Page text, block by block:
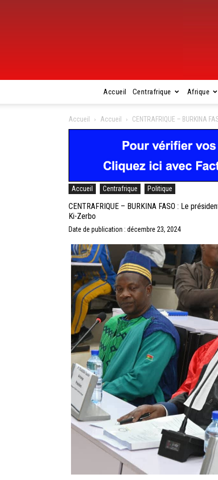
Accueil Centrafrique Afrique
Accueil Accueil CENTRAFRIQUE – BURKINA
Accueil Centrafrique Politique
CENTRAFRIQUE – BURKINA FASO : Le
Ki-Zerbo
Date de publication : décembre 23, 2024